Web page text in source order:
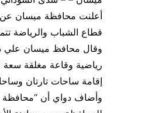
قطاع الشباب والرياضة
وقال محافظ ميسان علي
إقامة ساحات تارتان